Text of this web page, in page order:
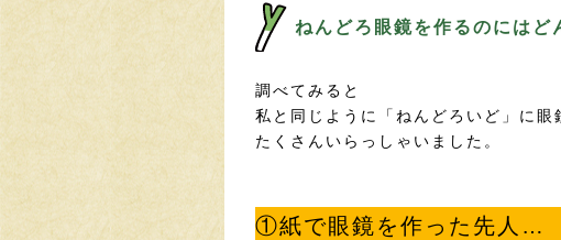
ねんどろ眼鏡を作るのにはど
調べてみると
私と同じように「ねんどろいど」に
たくさんいらっしゃいました。
①紙で眼鏡を作った先人…